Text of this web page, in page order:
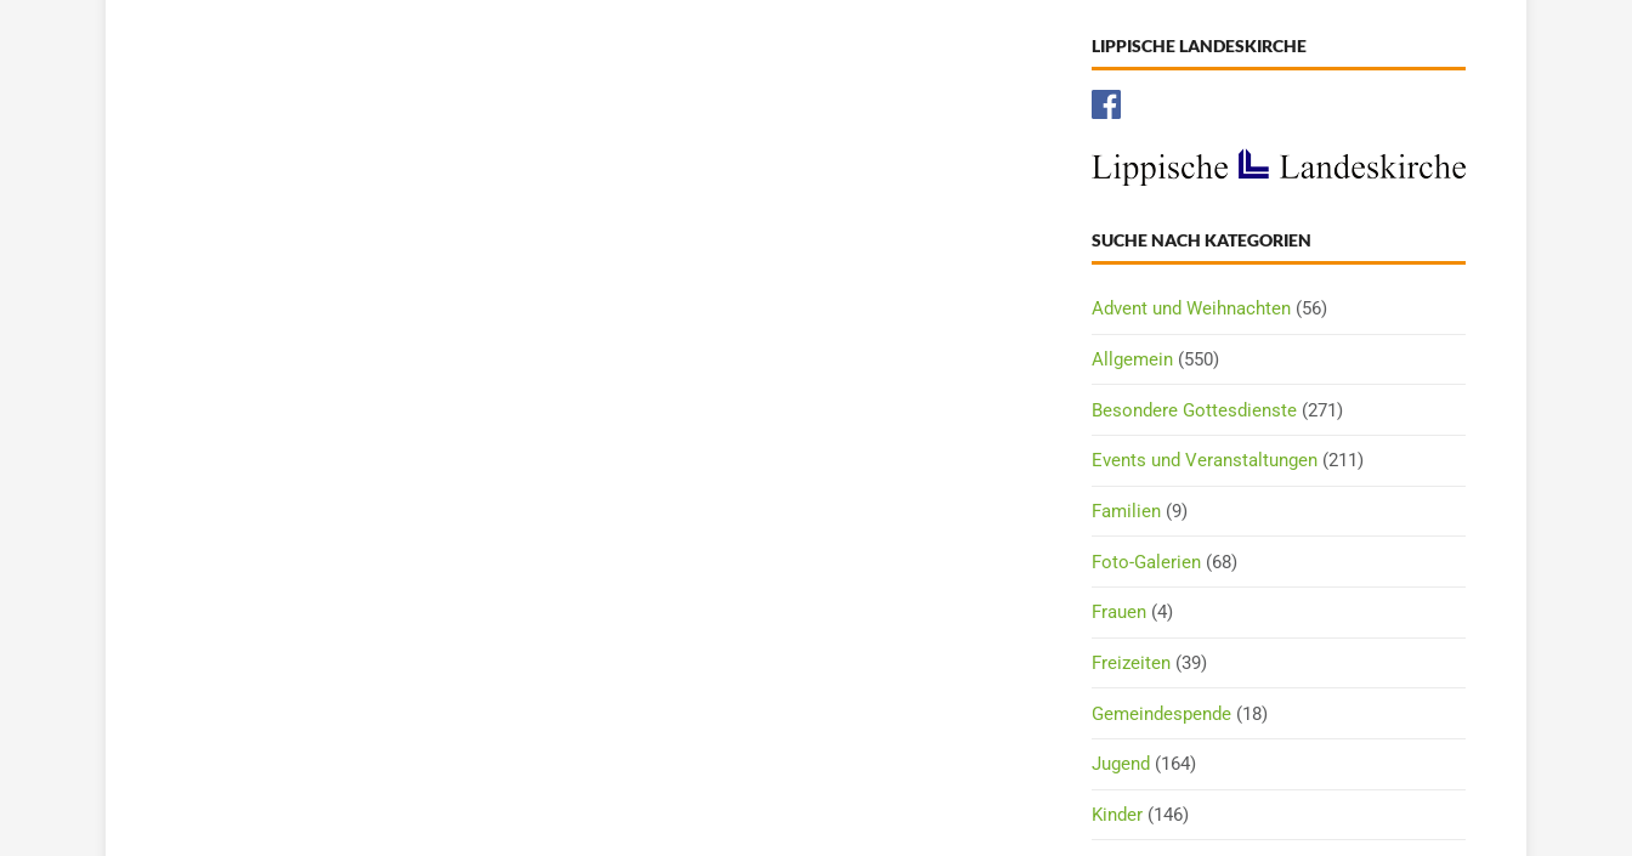
LIPPISCHE LANDESKIRCHE
SUCHE NACH KATEGORIEN
Advent und Weihnachten(56)
Allgemein(550)
Besondere Gottesdienste(271)
Events und Veranstaltungen(211)
Familien(9)
Foto-Galerien(68)
Frauen(4)
Freizeiten(39)
Gemeindespende(18)
Jugend (164)
Kinder(146)